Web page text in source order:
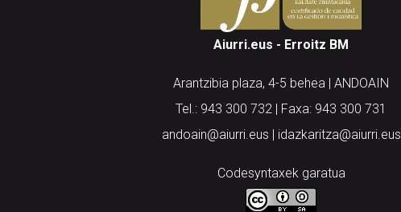
Aiurri.eus - Erroitz BM
Arantzibia plaza, 4-5 behea | ANDOAIN
Tel.: 943 300 732 | Faxa: 943 300 731
andoain@aiurri.eus | idazkaritza@aiurri.eus
Codesyntaxek garatua